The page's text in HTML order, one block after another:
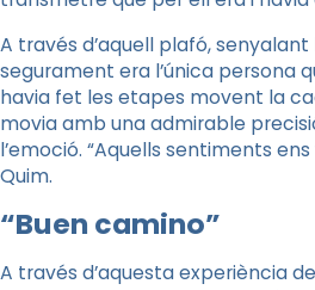
A través d’aquell plafó,
segurament era l’única persona
havia fet les etapes movent la
movia amb una admirable
l’emoció. “Aquells sentiments
Quim.
“Buen camino”
A través d’aquesta experiència